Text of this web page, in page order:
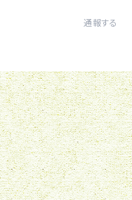
通報する